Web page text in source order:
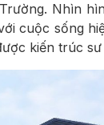
Nhìn
cuộc sống
kiến trúc